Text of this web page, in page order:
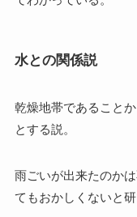
水との関係説
乾燥地帯であること
とする説。
雨ごいが出来たのか
てもおかしくないと研